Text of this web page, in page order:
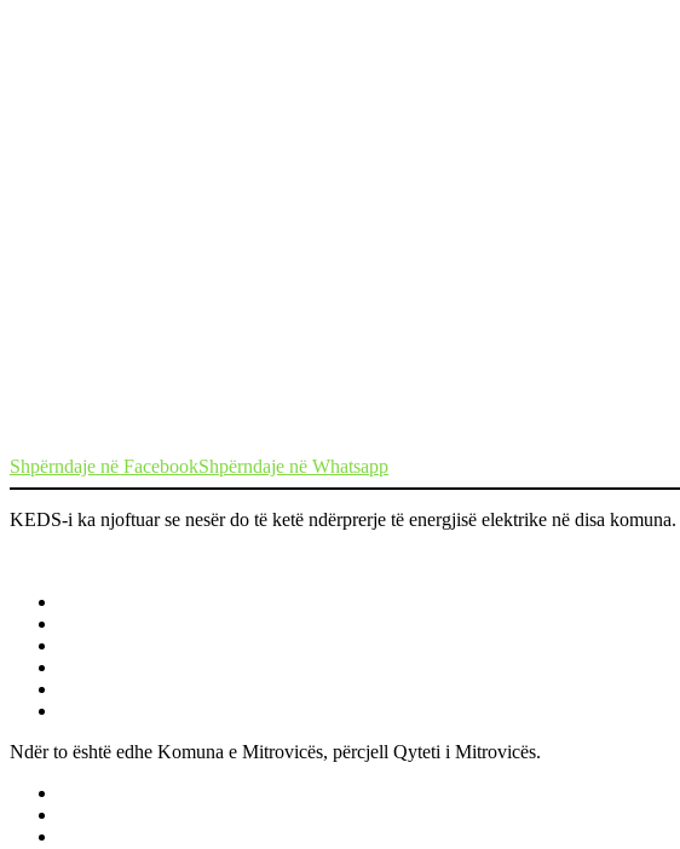
Shpërndaje në FacebookShpërndaje në Whatsapp
KEDS-i ka njoftuar se nesër do të ketë ndërprerje të energjisë elektrike në disa komuna.
Ndër to është edhe Komuna e Mitrovicës, përcjell Qyteti i Mitrovicës.